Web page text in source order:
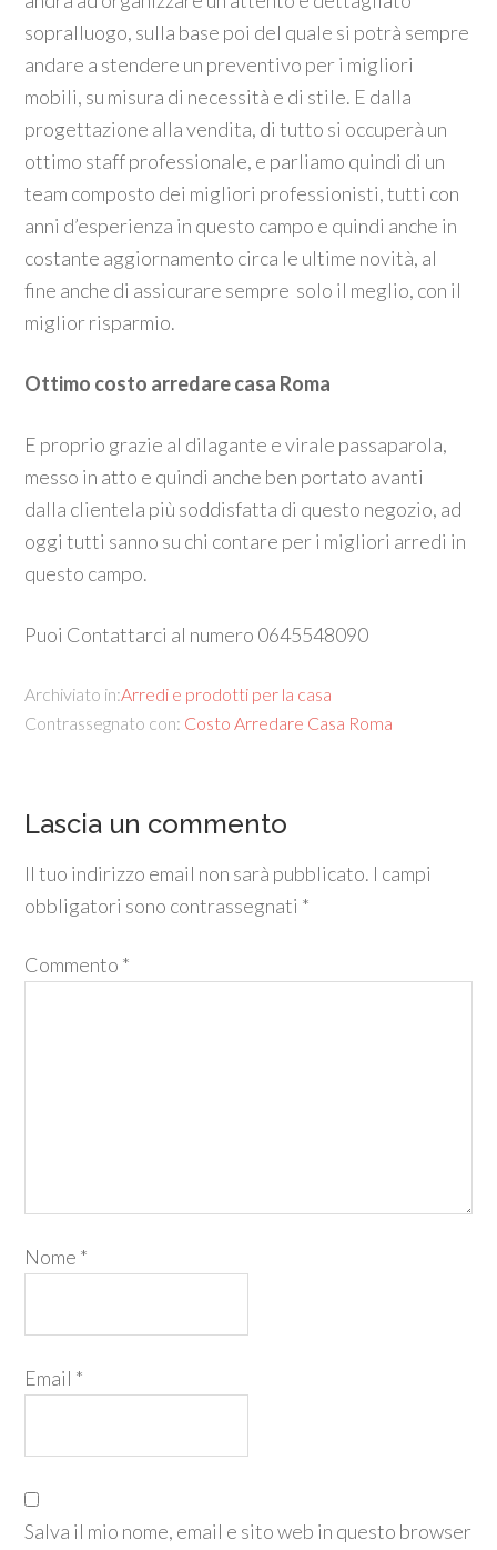
sopralluogo, sulla base poi del quale si potrà sempre
andare a stendere un preventivo per i migliori
mobili, su misura di necessità e di stile. E dalla
progettazione alla vendita, di tutto si occuperà un
ottimo staff professionale, e parliamo quindi di un
team composto dei migliori professionisti, tutti con
anni d’esperienza in questo campo e quindi anche in
costante aggiornamento circa le ultime novità, al
fine anche di assicurare sempre solo il meglio, con il
miglior risparmio.
Ottimo costo arredare casa Roma
E proprio grazie al dilagante e virale passaparola,
messo in atto e quindi anche ben portato avanti
dalla clientela più soddisfatta di questo negozio, ad
oggi tutti sanno su chi contare per i migliori arredi in
questo campo.
Puoi Contattarci al numero 0645548090
Archiviato in:Arredi e prodotti per la casa
Contrassegnato con: Costo Arredare Casa Roma
Lascia un commento
Il tuo indirizzo email non sarà pubblicato. I campi
obbligatori sono contrassegnati *
Commento *
Nome *
Email *
Salva il mio nome, email e sito web in questo browser